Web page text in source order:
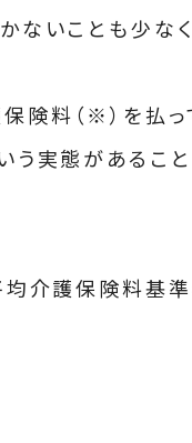
いことも少なく
険料（※）を払
う実態があるこ
介護保険料基準